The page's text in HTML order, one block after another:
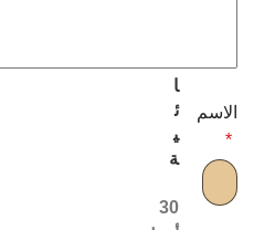
الاسم
*
ا
ئ
ي
ة
30